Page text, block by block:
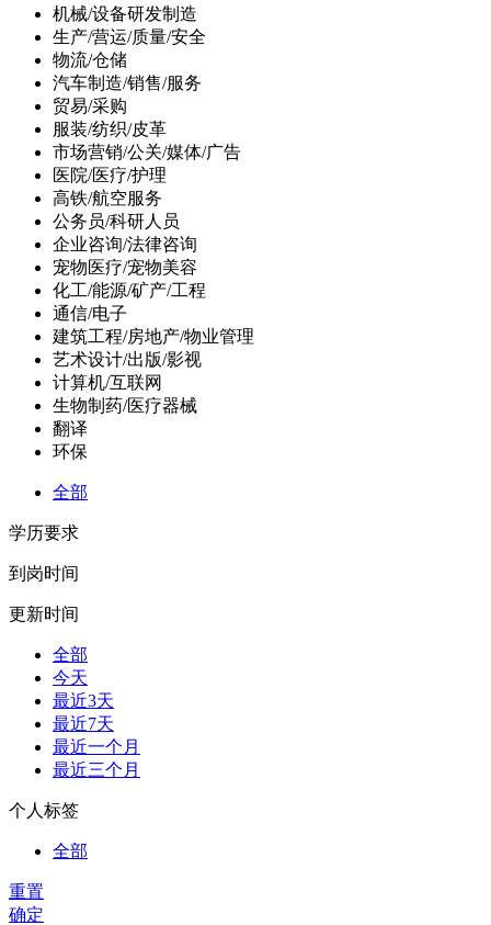
机械/设备研发制造
生产/营运/质量/安全
物流/仓储
汽车制造/销售/服务
贸易/采购
服装/纺织/皮革
市场营销/公关/媒体/广告
医院/医疗/护理
高铁/航空服务
公务员/科研人员
企业咨询/法律咨询
宠物医疗/宠物美容
化工/能源/矿产/工程
通信/电子
建筑工程/房地产/物业管理
艺术设计/出版/影视
计算机/互联网
生物制药/医疗器械
翻译
环保
全部
学历要求
到岗时间
更新时间
全部
今天
最近3天
最近7天
最近一个月
最近三个月
个人标签
全部
重置
确定